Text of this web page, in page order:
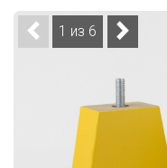
1 из 6